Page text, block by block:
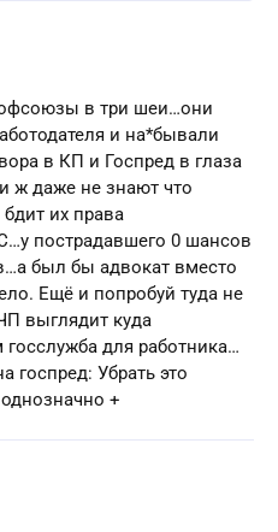
в три шеи…они
и на*бывали
в КП и Госпред в глаза
ж даже не знают что
их права
пострадавшего 0 шансов
был бы адвокат вместо
Ещё и попробуй туда не
выглядит куда
госслужба для работника…
госпред: Убрать это
+